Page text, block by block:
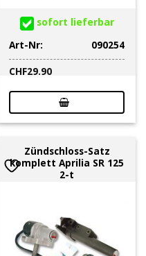
sofort lieferbar
Art-Nr:
090254
CHF29.90
Zündschloss-Satz
komplett Aprilia SR 125
2-t